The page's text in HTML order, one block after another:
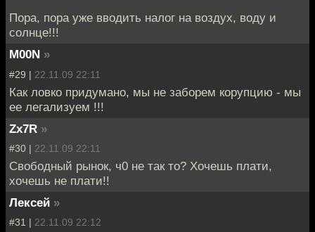
Пора, пора уже вводить налог на воздух, воду и
солнце!!!
M00N »
#29 | 22.11.09 22:11
Как ловко придумано, мы не заборем корупцию - мы
ее легализуем !!!
Zx7R »
#30 | 22.11.09 22:11
Свободный рынок, ч0 не так то? Хочешь плати,
хочешь не плати!!
Лексей »
#31 | 22.11.09 22:12